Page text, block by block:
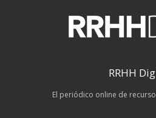
RRHH
El periódico online de